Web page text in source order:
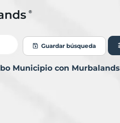
Guardar búsqueda
Municipio con Murbalands